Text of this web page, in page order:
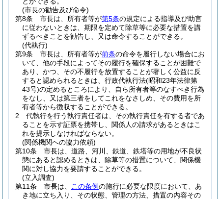
(市長の勧告及び命令)
第8条
市長は、所有者等が第5条の規定による指導及び助言
に従わないときは、期限を定めて除草等に必要な措置を講
ずるべきことを勧告し、又は命令することができる。
(代執行)
第9条
市長は、所有者等が前条の命令を履行しない場合にお
いて、他の手段によってその履行を確保することが困難で
あり、かつ、その不履行を放置することが著しく公益に反
すると認められるときは、行政代執行法(昭和23年法律第
43号)の定めるところにより、自ら所有者等のなすべき行為
をなし、又は第三者をしてこれをなさしめ、その費用を所
有者等から徴収することができる。
2
代執行を行う執行責任者は、その執行責任を有する者であ
ることを示す証票を携帯し、関係人の請求があるときはこ
れを提示しなければならない。
(関係機関への協力依頼)
第10条
市長は、道路、河川、鉄道、鉄塔等の用地が不良状
態にあると認めるときは、除草等の措置について、関係機
関に対し協力を要請することができる。
(立入調査)
第11条
市長は、 この条例の施行に必要な限度において、あ
き地に立ち入り、その状態、管理の方法、措置の内容その